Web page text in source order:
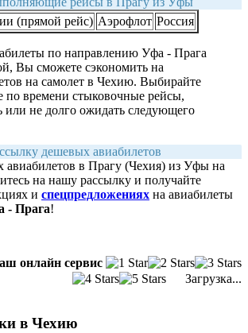
(прямой рейс) Аэрофлот Россия
по направлению Уфа - Прага
Вы сможете сэкономить на
на самолет в Чехию. Выбирайте
по времени стыковочные рейсы,
или не долго ожидать следующего
дешевых авиабилетов
в Прагу (Чехия) из Уфы на
на нашу рассылку и получайте
и спецпредложениях на авиабилеты
- Прага!
онлайн сервис
Загрузка...
в Чехию